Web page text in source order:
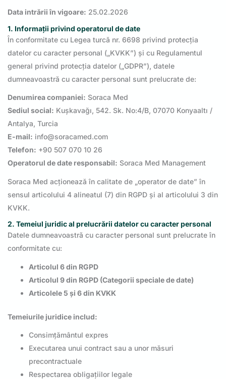
Data intrării în vigoare: 25.02.2026
1. Informații privind operatorul de date
În conformitate cu Legea turcă nr. 6698 privind protecția
datelor cu caracter personal („KVKK”) și cu Regulamentul
general privind protecția datelor („GDPR”), datele
dumneavoastră cu caracter personal sunt prelucrate de:
Denumirea companiei: Soraca Med
Sediul social: Kuşkavağı, 542. Sk. No:4/B, 07070 Konyaaltı /
Antalya, Turcia
E-mail: info@soracamed.com
Telefon: +90 507 070 10 26
Operatorul de date responsabil: Soraca Med Management
Soraca Med acționează în calitate de „operator de date” în
sensul articolului 4 alineatul (7) din RGPD și al articolului 3 din
KVKK.
2. Temeiul juridic al prelucrării datelor cu caracter personal
Datele dumneavoastră cu caracter personal sunt prelucrate în
conformitate cu:
Articolul 6 din RGPD
Articolul 9 din RGPD (Categorii speciale de date)
Articolele 5 și 6 din KVKK
Temeiurile juridice includ:
Consimțământul expres
Executarea unui contract sau a unor măsuri
precontractuale
Respectarea obligațiilor legale